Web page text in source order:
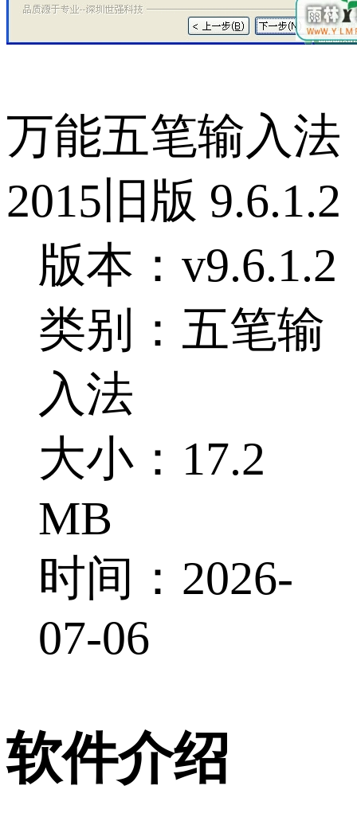
万能五笔输入法
2015旧版 9.6.1.2
版本：v9.6.1.2
类别：五笔输
入法
大小：17.2
MB
时间：2026-
07-06
软件介绍